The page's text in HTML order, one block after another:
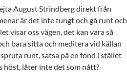
August Strindberg direkt från
är det inte tungt och gå runt och
visar oss vägen, det kan vara så
bara sitta och meditera vid källan
runt, satsa på en fond i stället
höst, låter inte det som nått?